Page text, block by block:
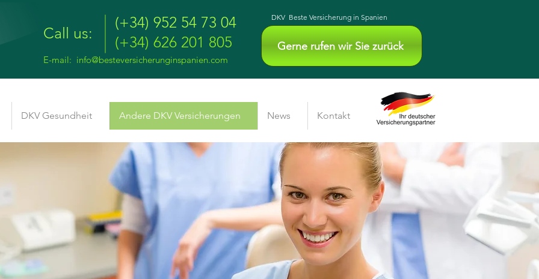
Call us:
(+34) 952 54 73 04
(+34) 626 201 805
E-mail: info@besteversicherunginspanien.com
DKV Beste Versicherung in Spanien
Gerne rufen wir Sie zurück
DKV Gesundheit Andere DKV Versicherungen News Kontakt